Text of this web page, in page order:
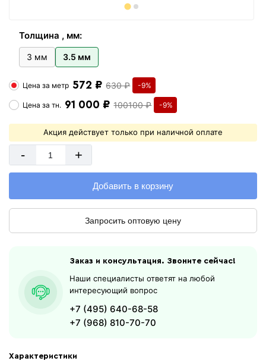
Толщина , мм:
3 мм 3.5 мм
Характеристики
Цена за метр 572 ₽ 630 ₽ -9%
Цена затн. 91 000 ₽ 100100 ₽ -9%
Акция действует только при наличной оплате
- +
Добавить в корзину
Запросить оптовую цену
Заказ и консультация. Звоните сейчас!
Наши специалисты ответят на любой
интересующий вопрос
+7 (495) 640-68-58
+7 (968) 810-70-70